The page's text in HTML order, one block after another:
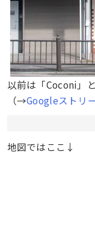
以前は「Coconi」
（→Googleストリ
地図ではここ↓